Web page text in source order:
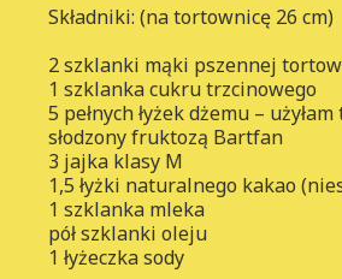
Składniki: (na tortownicę 26 cm)
2 szklanki mąki pszennej
1 szklanka cukru trzcinowego
5 pełnych łyżek dżemu –
słodzony fruktozą Bartfan
3 jajka klasy M
1,5 łyżki naturalnego kakao
1 szklanka mleka
pół szklanki oleju
1 łyżeczka sody